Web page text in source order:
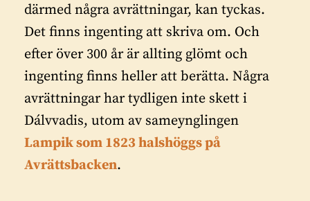
därmed några avrättningar, kan tyckas.
Det finns ingenting att skriva om. Och
efter över 300 år är allting glömt och
ingenting finns heller att berätta. Några
avrättningar har tydligen inte skett i
Dálvvadis, utom av sameynglingen
Lampik som 1823 halshöggs på
Avrättsbacken.